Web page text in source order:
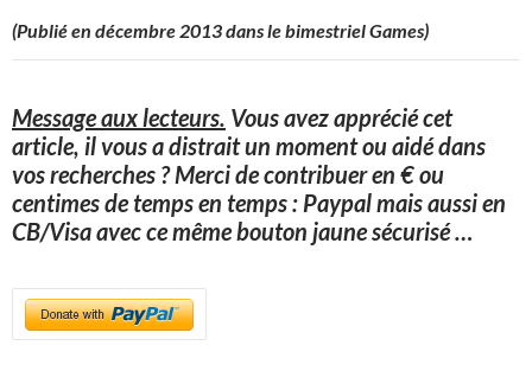
(Publié en décembre 2013 dans le bimestriel Games)
Message aux lecteurs. Vous avez apprécié cet
article, il vous a distrait un moment ou aidé dans
vos recherches ? Merci de contribuer en € ou
centimes de temps en temps : Paypal mais aussi en
CB/Visa avec ce même bouton jaune sécurisé…